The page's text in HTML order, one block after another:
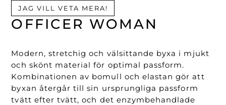
OFFICER WOMAN
Modern, stretchig och välsittande byxa i mjukt
och skönt material för optimal passform.
Kombinationen av bomull och elastan gör att
byxan återgår till sin ursprungliga passform
tvätt efter tvätt, och det enzymbehandlade
JAG VILL VETA MERA!